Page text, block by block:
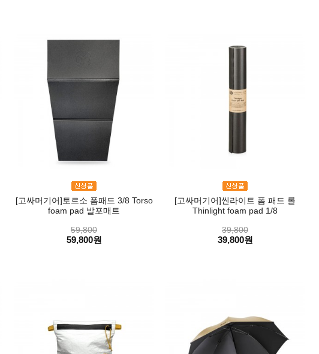
[고싸머기어]토르소 폼패드 3/8 Torso
foam pad 발포매트
59,800
59,800원
[고싸머기어]씬라이트 폼 패드 롤
Thinlight foam pad 1/8
39,800
39,800원